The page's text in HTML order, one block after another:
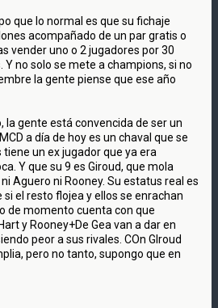
que lo normal es que su fichaje
acompañado de un par gratis o
vender uno o 2 jugadores por 30
Y no solo se mete a champions, si no
la gente piense que ese año
la gente está convencida de ser un
a día de hoy es un chaval que se
un ex jugador que ya era
Y que su 9 es Giroud, que mola
Aguero ni Rooney. Su estatus real es
el resto flojea y ellos se enrachan
de momento cuenta con que
y Rooney+De Gea van a dar en
peor a sus rivales. COn GIroud
pero no tanto, supongo que en